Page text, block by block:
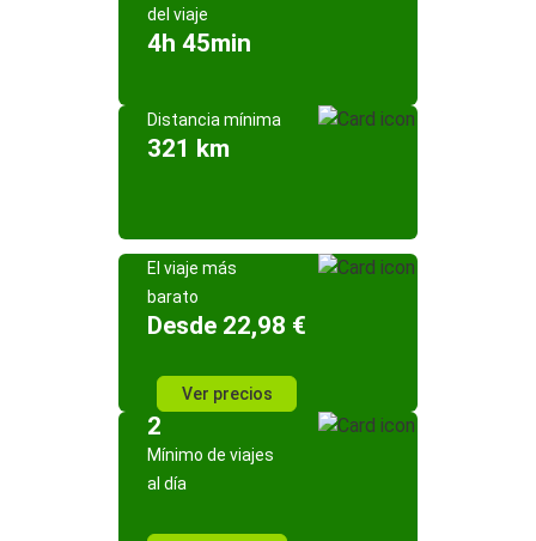
del viaje
4h 45min
Distancia mínima
321 km
El viaje más
barato
Desde 22,98 €
Ver precios
2
Mínimo de viajes
al día